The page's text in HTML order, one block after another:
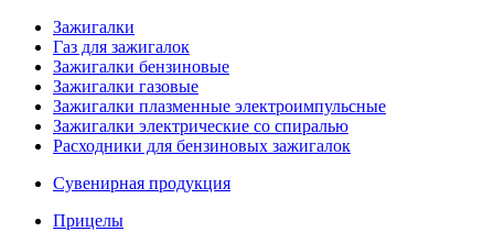
Зажигалки
Газ для зажигалок
Зажигалки бензиновые
Зажигалки газовые
Зажигалки плазменные электроимпульсные
Зажигалки электрические со спиралью
Расходники для бензиновых зажигалок
Сувенирная продукция
Прицелы